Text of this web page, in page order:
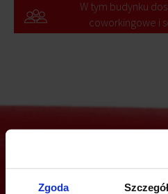
Zgoda
W tym budynku
coworkingowe i
Jesteś